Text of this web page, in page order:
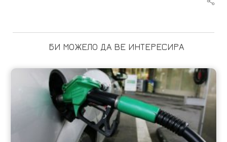
БИ МОЖЕЛО ДА ВЕ ИНТЕРЕСИРА